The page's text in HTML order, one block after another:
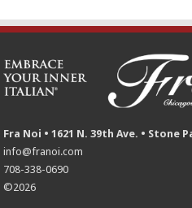
Fra Noi • 1621 N. 39th Ave. • Stone
info@franoi.com
708-338-0690
©2026